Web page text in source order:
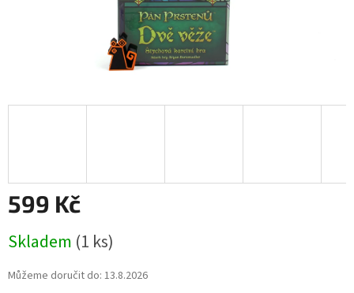
599 Kč
cena:
Skladem (1 ks)
Můžeme doručit do: 13.8.2026